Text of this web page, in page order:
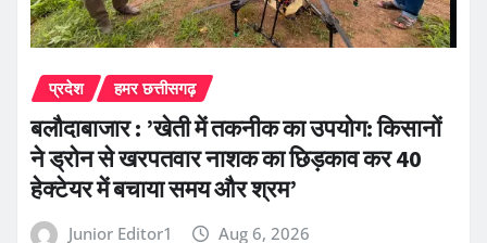
प्रदेश हमर छत्तीसगढ़
बलौदाबाजार : ’खेती में तकनीक का उपयोग: किसानों
ने ड्रोन से खरपतवार नाशक का छिड़काव कर 40
हेक्टेयर में बचाया समय और श्रम’
Junior Editor1 Aug 6, 2026